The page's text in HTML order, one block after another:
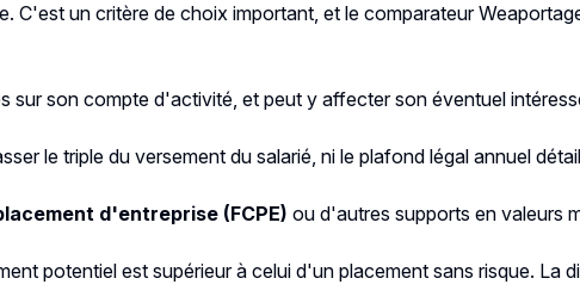
C'est un critère de choix important, et le comparateur
sur son compte d'activité, et peut y affecter son éventuel
le triple du versement du salarié, ni le plafond légal annuel
d'entreprise (FCPE) ou d'autres supports en valeurs
potentiel est supérieur à celui d'un placement sans risque. La